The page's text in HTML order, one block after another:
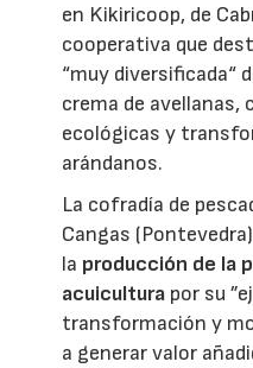
en Kikiricoop, de
cooperativa que
“muy diversificada“
crema de avellanas,
ecológicas y
arándanos.
La cofradía de
Cangas
la producción de la
acuicultura por su
transformación y
a generar valor